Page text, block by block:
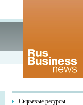
Сырьевые ресурсы